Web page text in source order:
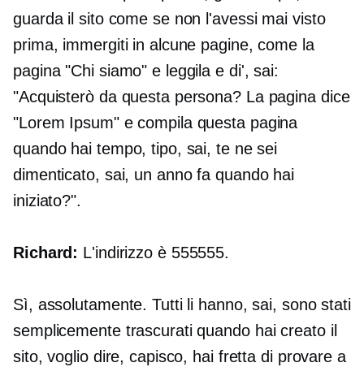
guarda il sito come se non l'avessi mai visto
prima, immergiti in alcune pagine, come la
pagina "Chi siamo" e leggila e di', sai:
"Acquisterò da questa persona? La pagina dice
"Lorem Ipsum" e compila questa pagina
quando hai tempo, tipo, sai, te ne sei
dimenticato, sai, un anno fa quando hai
iniziato?".
Richard: L'indirizzo è 555555.
Sì, assolutamente. Tutti li hanno, sai, sono stati
semplicemente trascurati quando hai creato il
sito, voglio dire, capisco, hai fretta di provare a